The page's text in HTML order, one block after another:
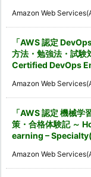
Amazon Web
「AWS 認定
方法・勉強法・試
Certified DevOps
Amazon Web
「AWS 認定 機械
策・合格体験記 ～
earning –
Amazon Web